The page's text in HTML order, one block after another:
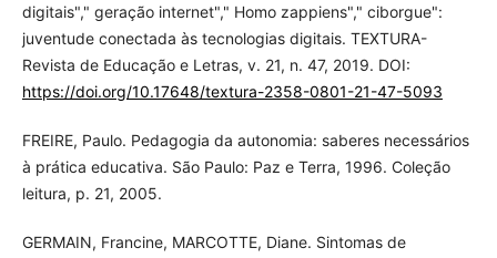
digitais"," geração internet"," Homo zappiens"," ciborgue":
juventude conectada às tecnologias digitais. TEXTURA-
Revista de Educação e Letras, v. 21, n. 47, 2019. DOI:
https://doi.org/10.17648/textura-2358-0801-21-47-5093
FREIRE, Paulo. Pedagogia da autonomia: saberes necessários
à prática educativa. São Paulo: Paz e Terra, 1996. Coleção
leitura, p. 21, 2005.
GERMAIN, Francine, MARCOTTE, Diane. Sintomas de